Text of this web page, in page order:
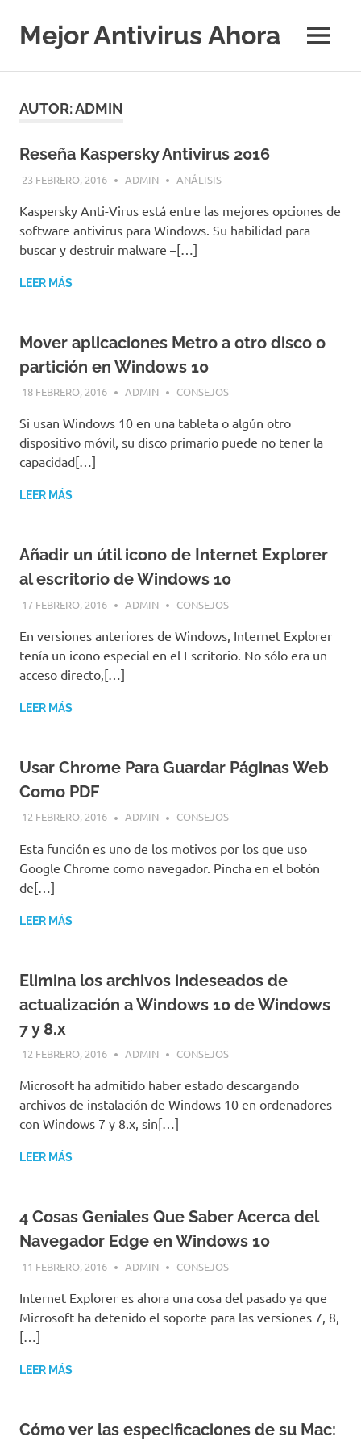
contenido
Mejor Antivirus Ahora MENÚ
AUTOR:ADMIN
Reseña Kaspersky Antivirus 2016
23 FEBRERO, 2016 ADMIN ANÁLISIS
Kaspersky Anti-Virus está entre las mejores opciones de
software antivirus para Windows. Su habilidad para
buscar y destruir malware –[…]
LEER MÁS
Mover aplicaciones Metro a otro disco o
partición en Windows 10
18 FEBRERO, 2016 ADMIN CONSEJOS
Si usan Windows 10 en una tableta o algún otro
dispositivo móvil, su disco primario puede no tener la
capacidad[…]
LEER MÁS
Añadir un útil icono de Internet Explorer
al escritorio de Windows 10
17 FEBRERO, 2016 ADMIN CONSEJOS
En versiones anteriores de Windows, Internet Explorer
tenía un icono especial en el Escritorio. No sólo era un
acceso directo,[…]
LEER MÁS
Usar Chrome Para Guardar Páginas Web
Como PDF
12 FEBRERO, 2016 ADMIN CONSEJOS
Esta función es uno de los motivos por los que uso
Google Chrome como navegador. Pincha en el botón
de[…]
LEER MÁS
Elimina los archivos indeseados de
actualización a Windows 10 de Windows
7 y 8.x
12 FEBRERO, 2016 ADMIN CONSEJOS
Microsoft ha admitido haber estado descargando
archivos de instalación de Windows 10 en ordenadores
con Windows 7 y 8.x, sin[…]
LEER MÁS
4 Cosas Geniales Que Saber Acerca del
Navegador Edge en Windows 10
11 FEBRERO, 2016 ADMIN CONSEJOS
Internet Explorer es ahora una cosa del pasado ya que
Microsoft ha detenido el soporte para las versiones 7, 8,
[…]
LEER MÁS
Cómo ver las especificaciones de su Mac: